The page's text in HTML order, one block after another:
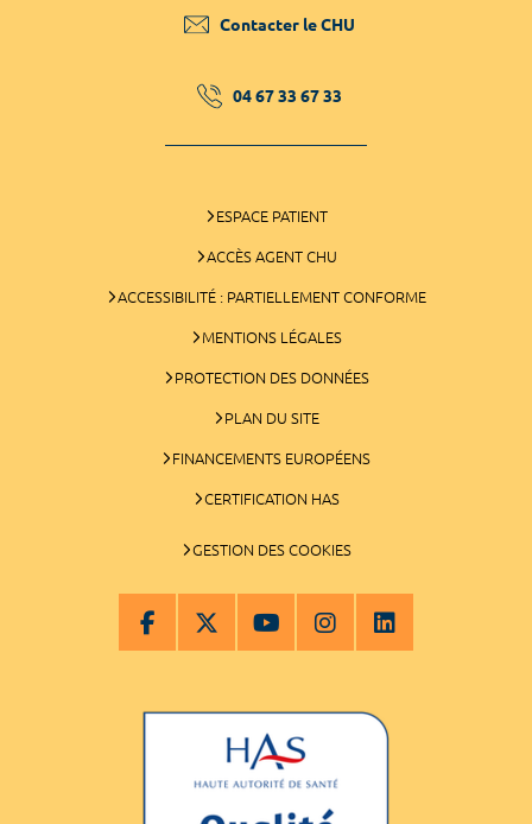
Contacter le CHU
04 67 33 67 33
ESPACE PATIENT
ACCÈS AGENT CHU
ACCESSIBILITÉ : PARTIELLEMENT CONFORME
MENTIONS LÉGALES
PROTECTION DES DONNÉES
PLAN DU SITE
FINANCEMENTS EUROPÉENS
CERTIFICATION HAS
GESTION DES COOKIES